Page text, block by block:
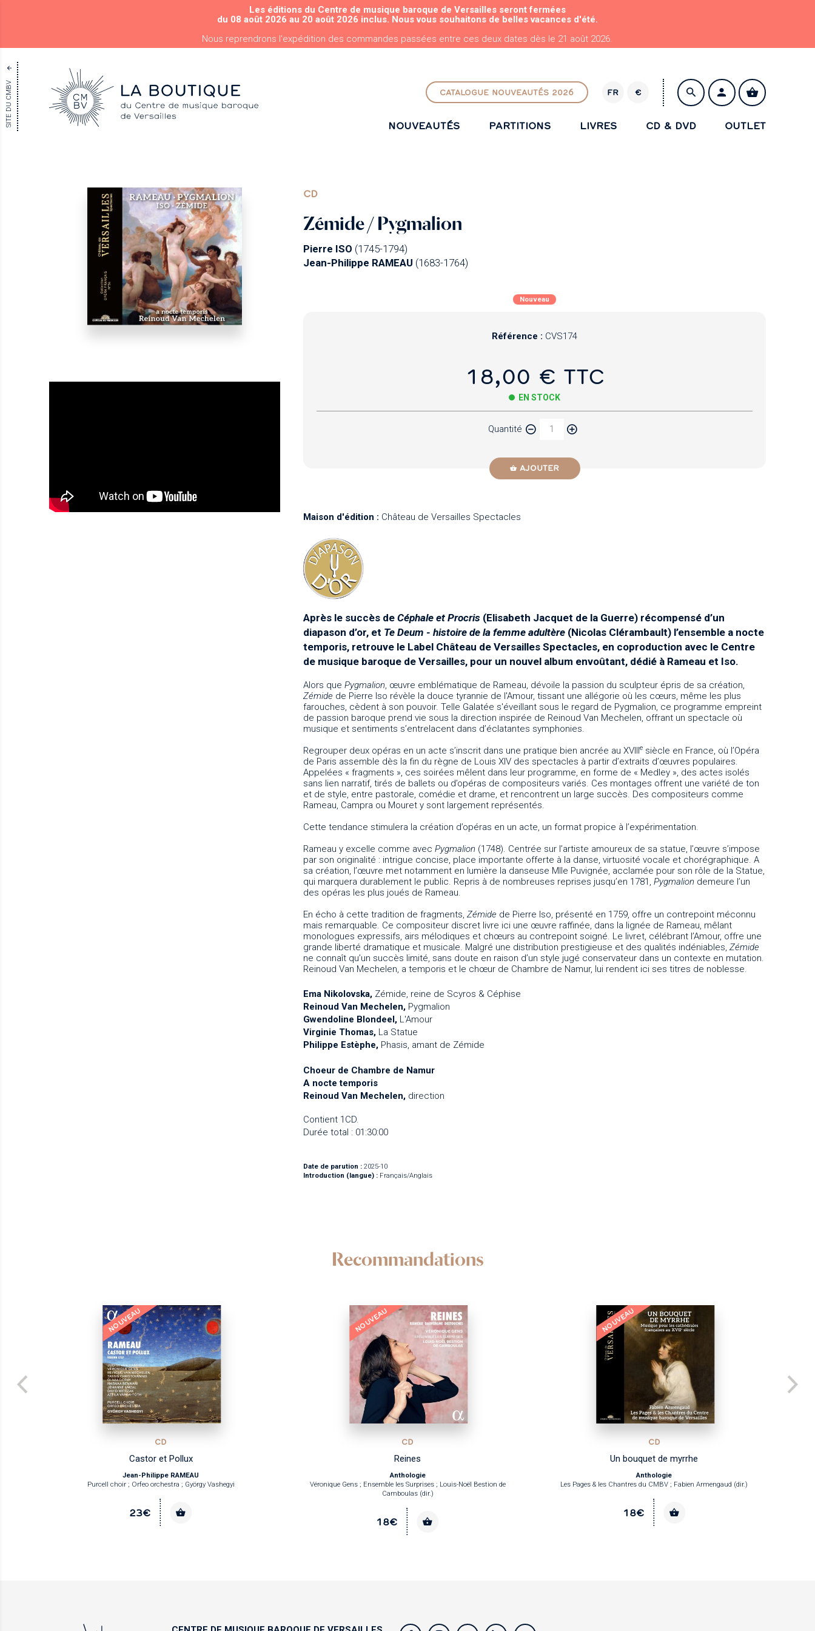
ALLER AU CONTENU PRINCIPAL
Les éditions du Centre de musique baroque de Versailles seront fermées
du 08 août 2026 au 20 août 2026 inclus. Nous vous souhaitons de belles vacances d'été.
Nous reprendrons l'expédition des commandes passées entre ces deux dates dès le 21 août 2026.
SITE DU CMBV CATALOGUE NOUVEAUTÉS 2026 FR
R
€
NOUVEAUTÉS PARTITIONS LIVRES CD & DVD OUTLET
CD
Zémide / Pygmalion
Pierre ISO (1745-1794)
Jean-Philippe RAMEAU (1683-1764)
Nouveau
Référence : CVS174
18,00 € TTC
EN STOCK
Quantité
AJOUTER
Maison d'édition : Château de Versailles Spectacles
Après le succès de Céphale et Procris(Elisabeth Jacquet de la Guerre) récompensé d’un
diapason d’or, et Te Deum - histoire de la femme adultère (Nicolas Clérambault) l’ensemble a nocte
temporis, retrouve le Label Château de Versailles Spectacles, en coproduction avec le Centre
de musique baroque de Versailles, pour un nouvel album envoûtant, dédié à Rameau et Iso.
Alors que Pygmalion, œuvre emblématique de Rameau, dévoile la passion du sculpteur épris de sa création,
Zémide de Pierre Iso révèle la douce tyrannie de l'Amour, tissant une allégorie où les cœurs, même les plus
farouches, cèdent à son pouvoir. Telle Galatée s'éveillant sous le regard de Pygmalion, ce programme empreint
de passion baroque prend vie sous la direction inspirée de Reinoud Van Mechelen, offrant un spectacle où
musique et sentiments s’entrelacent dans d’éclatantes symphonies.
Regrouper deux opéras en un acte s’inscrit dans une pratique bien ancrée au XVIIIesiècle en France, où l’Opéra
de Paris assemble dès la fin du règne de Louis XIV des spectacles à partir d’extraits d’œuvres populaires.
Appelées « fragments », ces soirées mêlent dans leur programme, en forme de « Medley », des actes isolés
sans lien narratif, tirés de ballets ou d’opéras de compositeurs variés. Ces montages offrent une variété de ton
et de style, entre pastorale, comédie et drame, et rencontrent un large succès. Des compositeurs comme
Rameau, Campra ou Mouret y sont largement représentés.
Cette tendance stimulera la création d’opéras en un acte, un format propice à l’expérimentation.
Rameau y excelle comme avec Pygmalion (1748). Centrée sur l’artiste amoureux de sa statue, l’œuvre s’impose
par son originalité : intrigue concise, place importante offerte à la danse, virtuosité vocale et chorégraphique. A
sa création, l’œuvre met notamment en lumière la danseuse Mlle Puvignée, acclamée pour son rôle de la Statue,
qui marquera durablement le public. Repris à de nombreuses reprises jusqu’en 1781, Pygmalion demeure l’un
des opéras les plus joués de Rameau.
En écho à cette tradition de fragments, Zémide de Pierre Iso, présenté en 1759, offre un contrepoint méconnu
mais remarquable. Ce compositeur discret livre ici une œuvre raffinée, dans la lignée de Rameau, mêlant
monologues expressifs, airs mélodiques et chœurs au contrepoint soigné. Le livret, célébrant l’Amour, offre une
grande liberté dramatique et musicale. Malgré une distribution prestigieuse et des qualités indéniables, Zémide
ne connaît qu’un succès limité, sans doute en raison d’un style jugé conservateur dans un contexte en mutation.
Reinoud Van Mechelen, a temporis et le chœur de Chambre de Namur, lui rendent ici ses titres de noblesse.
Ema Nikolovska,Zémide, reine de Scyros & Céphise
Reinoud Van Mechelen,Pygmalion
Gwendoline Blondeel,L'Amour
Virginie Thomas,La Statue
Philippe Estèphe,Phasis, amant de Zémide
Choeur de Chambre de Namur
A nocte temporis
Reinoud Van Mechelen,direction
Contient 1CD.
Durée total : 01:30:00
Date de parution : 2025-10
Introduction (langue) : Français/Anglais
Recommandations
Castor et Pollux
Jean-Philippe RAMEAU
Purcell choir ; Orfeo orchestra ; György Vashegyi
Véronique Gens ; Ensemble les Surprises ; Louis-Noël Bestion de
Un bouquet de myrrhe
Les Pages & les Chantres du CMBV ; Fabien Armengaud (dir.)
Les Chantres du